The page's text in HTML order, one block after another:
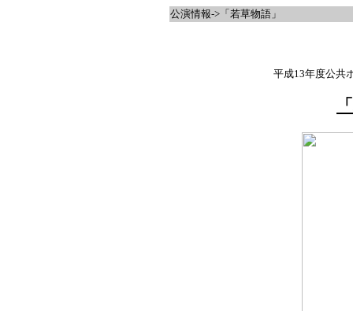
公演情報->「若草物語」
平成13年度公共